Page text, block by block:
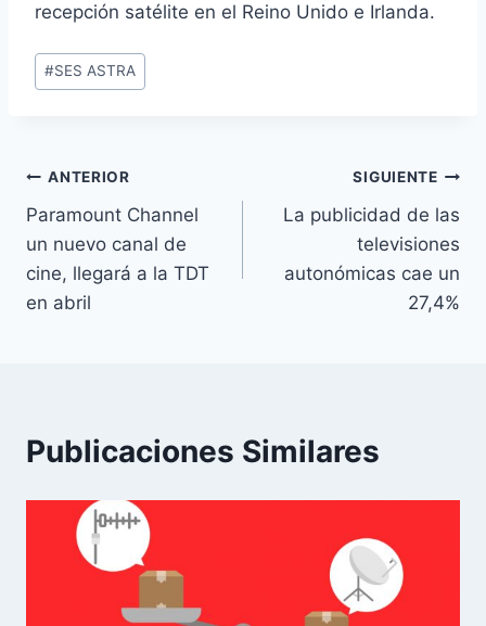
recepción satélite en el Reino Unido e Irlanda.
Etiquetas
de
#SES ASTRA
Navegación
de
entradas
ANTERIOR
Paramount Channel
un nuevo canal de
cine, llegará a la TDT
en abril
SIGUIENTE
La publicidad de las
televisiones
autonómicas cae un
27,4%
Publicaciones Similares